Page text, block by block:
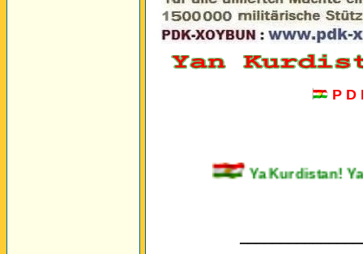
P D
Ya Kurdistan!